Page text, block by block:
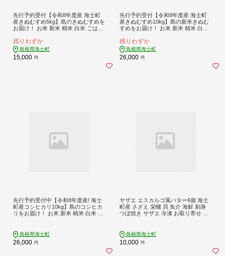
先行予約受付【令和8年度産 海士町
産きぬむすめ5kg】島のきぬむすめを
お届け！ お米 新米 精米 白米 ごはん
コメ ライス
残りわずか
島根県海士町
15,000 円
先行予約受付【令和8年度産 海士町
産きぬむすめ10kg】島の新米きぬむ
すめをお届け！ お米 新米 精米 白米
め 国産 コメ ライス
残りわずか
島根県海士町
26,000 円
先行予約受付中【令和8年度産! 海士
町産コシヒカリ10kg】島のコシヒカ
リをお届け！ お米 新米 精米 白米 ご
島根県海士町
26,000 円
サザエ エスカルゴ風バター6個 海士
町産 さざえ 栄螺 貝 魚介 海鮮 刺身
つぼ焼き サザエ 冷凍 お取り寄せ 海
島根県海士町
10,000 円